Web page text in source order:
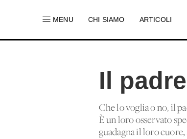
MENU CHI SIAMO ARTICOLI
Il
Che lo voglia o no, il
È un loro osservato
guadagna il loro